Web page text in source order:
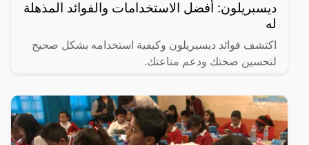
ديسبريلون: أفضل الاستخدامات والفوائد المذهلة
له
اكتشف فوائد ديسبريلون وكيفية استخدامه بشكل صحيح
لتحسين صحتك ودعم مناعتك.